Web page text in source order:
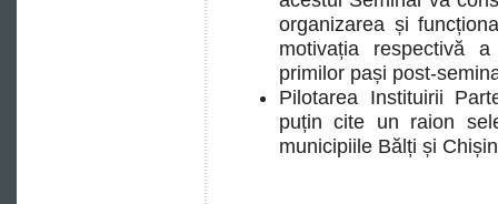
organizarea și
motivația respectivă
primilor pași post-
Pilotarea Instituirii
puțin cite un raion
municipiile Bălți și